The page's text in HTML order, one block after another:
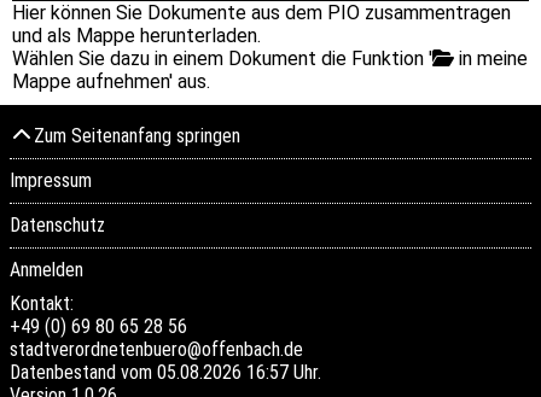
Hier können Sie Dokumente aus dem PIO zusammentragen
und als Mappe herunterladen.
Wählen Sie dazu in einem Dokument die Funktion '
in meine
Mappe aufnehmen' aus.
Zum Seitenanfang springen
Impressum
Datenschutz
Anmelden
Kontakt:
+49 (0) 69 80 65 28 56
stadtverordnetenbuero@offenbach.de
Datenbestand vom 05.08.2026 16:57 Uhr.